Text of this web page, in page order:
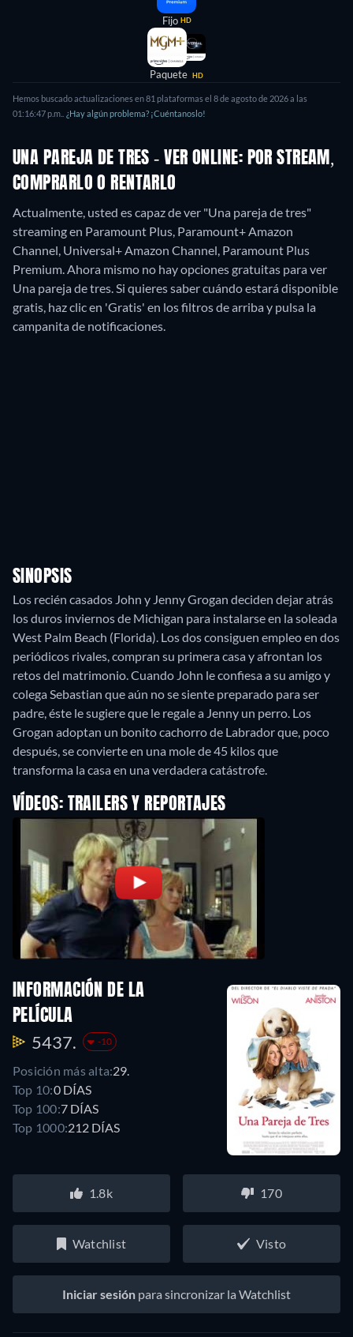
Fijo HD
Paquete HD
Hemos buscado actualizaciones en81 plataformas el 8 de agosto de 2026a las
01:16:47 p.m.
¿Hay algún problema? ¡Cuéntanoslo!
UNA PAREJA DE TRES - VER ONLINE: POR STREAM,
COMPRARLO O RENTARLO
Actualmente, usted es capaz de ver "Una pareja de tres"
streaming en Paramount Plus, Paramount+ Amazon
Channel, Universal+ Amazon Channel, Paramount Plus
Premium.Ahora mismo no hay opciones gratuitas para ver
Una pareja de tres. Si quieres saber cuándo estará disponible
gratis, haz clic en 'Gratis' en los filtros de arriba y pulsa la
campanita de notificaciones.
SINOPSIS
Los recién casados John y Jenny Grogan deciden dejar atrás
los duros inviernos de Michigan para instalarse en la soleada
West Palm Beach (Florida). Los dos consiguen empleo en dos
periódicos rivales, compran su primera casa y afrontan los
retos del matrimonio. Cuando John le confiesa a su amigo y
colega Sebastian que aún no se siente preparado para ser
padre, éste le sugiere que le regale a Jenny un perro. Los
Grogan adoptan un bonito cachorro de Labrador que, poco
después, se convierte en una mole de 45 kilos que
transforma la casa en una verdadera catástrofe.
VÍDEOS: TRAILERS Y REPORTAJES
INFORMACIÓN DE LA
PELÍCULA
5437. -10
Posición más alta:29.
Top 10:0 DÍAS
Top 100:7 DÍAS
Top 1000:212 DÍAS
1.8k 170
Watchlist Visto
Iniciar sesión para sincronizar la Watchlist